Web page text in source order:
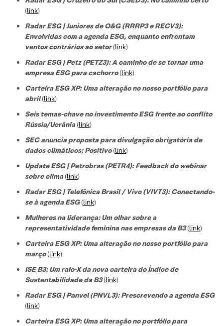
(link)
Radar ESG | Juniores de O&G (RRRP3 e RECV3):
Envolvidas com a agenda ESG, enquanto enfrentam
ventos contrários ao setor(link)
Radar ESG | Petz (PETZ3): A caminho de se tornar uma
empresa ESG para cachorro(link)
Carteira ESG XP: Uma alteração no nosso portfólio para
abril(link)
Seis temas-chave no investimento ESG frente ao conflito
Rússia/Ucrânia(link)
SEC anuncia proposta para divulgação obrigatória de
dados climáticos; Positivo(link)
Update ESG | Petrobras (PETR4): Feedback do webinar
sobre clima(link)
Radar ESG | Telefônica Brasil / Vivo (VIVT3): Conectando-
se à agenda ESG(link)
Mulheres na liderança: Um olhar sobre a
representatividade feminina nas empresas da B3(link)
Carteira ESG XP: Uma alteração no nosso portfólio para
março(link)
ISE B3: Um raio-X da nova carteira do Índice de
Sustentabilidade da B3(link)
Radar ESG | Panvel (PNVL3): Prescrevendo a agenda ESG
(link)
Carteira ESG XP: Uma alteração no portfólio para